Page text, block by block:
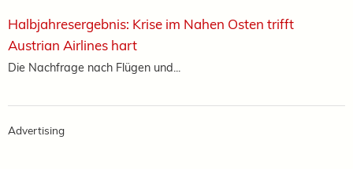
Halbjahresergebnis: Krise im Nahen Osten trifft
Austrian Airlines hart
Die Nachfrage nach Flügen und...
Advertising